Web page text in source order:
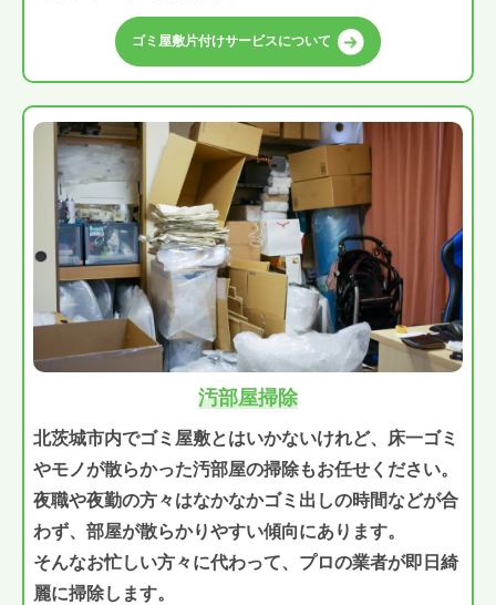
ゴミ屋敷片付けサービスについて
汚部屋掃除
北茨城市内でゴミ屋敷とはいかないけれど、床一ゴミ
やモノが散らかった汚部屋の掃除もお任せください。
夜職や夜勤の方々はなかなかゴミ出しの時間などが合
わず、部屋が散らかりやすい傾向にあります。
そんなお忙しい方々に代わって、プロの業者が即日綺
麗に掃除します。